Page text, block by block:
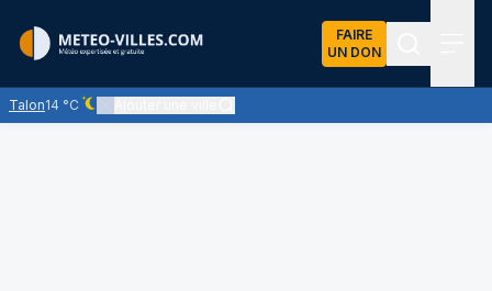
FAIRE
UN DON
Talon14 °C
Ciel dégagé - quasiment pas de nuages